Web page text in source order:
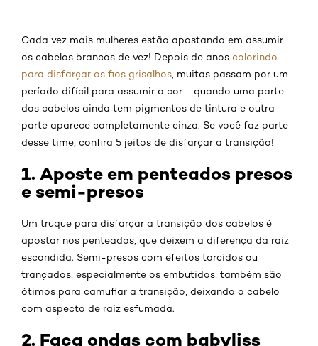
Cada vez mais mulheres estão apostando em assumir
os cabelos brancos de vez! Depois de anos colorindo
para disfarçar os fios grisalhos , muitas passam por um
período difícil para assumir a cor - quando uma parte
dos cabelos ainda tem pigmentos de tintura e outra
parte aparece completamente cinza. Se você faz parte
desse time, confira 5 jeitos de disfarçar a transição!
1. Aposte em penteados presos
e semi-presos
Um truque para disfarçar a transição dos cabelos é
apostar nos penteados, que deixem a diferença da raiz
escondida. Semi-presos com efeitos torcidos ou
trançados, especialmente os embutidos, também são
ótimos para camuflar a transição, deixando o cabelo
com aspecto de raiz esfumada.
2. Faça ondas com babyliss